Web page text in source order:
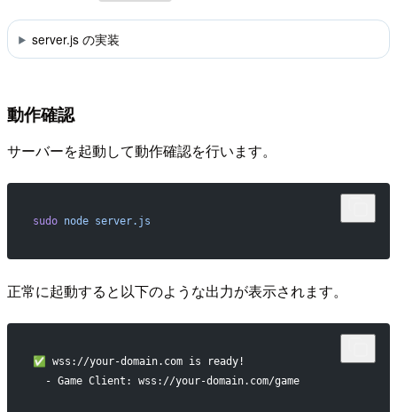
server.js の実装
動作確認
サーバーを起動して動作確認を行います。
sudo node server.js
正常に起動すると以下のような出力が表示されます。
✅ wss://your-domain.com is ready!
  - Game Client: wss://your-domain.com/game